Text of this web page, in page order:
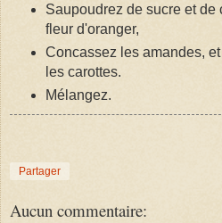
Saupoudrez de sucre et de
fleur d'oranger,
Concassez les amandes,
les carottes.
Mélangez.
Partager
Aucun commentaire: